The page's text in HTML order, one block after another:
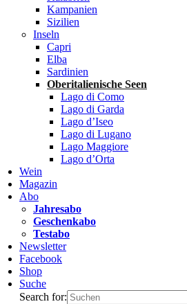
Kampanien
Sizilien
Inseln
Capri
Elba
Sardinien
Oberitalienische Seen
Lago di Como
Lago di Garda
Lago d’Iseo
Lago di Lugano
Lago Maggiore
Lago d’Orta
Wein
Magazin
Abo
Jahresabo
Geschenkabo
Testabo
Newsletter
Facebook
Shop
Suche
Search for: